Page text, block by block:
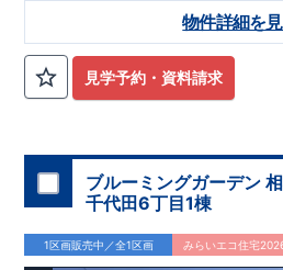
・2部屋から行き
・デザインと機能性を兼ね備えたオ
リビング全体を見渡せる
ーパー）徒歩10分 約787ｍ)​
・網戸
↓クリックすると特設ページにジャン
2024 年グッドデザイン賞 プロジ
せる道」 ○第18回キッズデザイン賞
の新たな空間提案 「マルチエント ラ
た！
耐震等級最高等級3 ・数百年
倍の耐震性！
ー採用で安心！ ○BELS ・エコ住宅
が取得しています！ ○住宅性能評価
平日・休日ご内覧可能です！
ぜひお気軽にお問い合わせください♪
38-1246​(定休日：火・水・年末年始
見学予約・資料請求
物件詳細を
ブルーミングガーデン
千代田6丁目1棟
1区画販売中／全1区画 みらいエコ住宅